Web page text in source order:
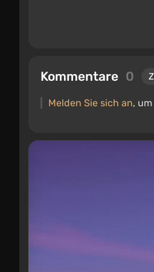
Kommentare 0
Melden Sie sich an,